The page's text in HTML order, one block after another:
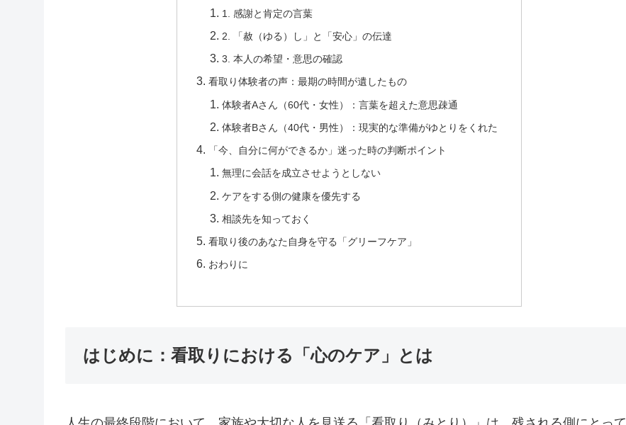
1. 感謝と肯定の言葉
2. 「赦（ゆる）し」と「安心」の伝達
3. 本人の希望・意思の確認
看取り体験者の声：最期の時間が遺したもの
体験者Aさん（60代・女性）：言葉を超えた意思疎通
体験者Bさん（40代・男性）：現実的な準備がゆとりをくれた
「今、自分に何ができるか」迷った時の判断ポイント
無理に会話を成立させようとしない
ケアをする側の健康を優先する
相談先を知っておく
看取り後のあなた自身を守る「グリーフケア」
おわりに
はじめに：看取りにおける「心のケア」とは